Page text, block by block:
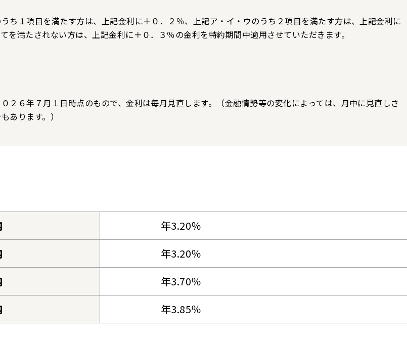
ち１項目を満たす方は、上記金利に＋０．２％、上記ア・イ・ウのうち２項目を満たす方は、上記金利に
を満たされない方は、上記金利に＋０．３％の金利を特約期間中適用させていただきます。
２６年７月１日時点のもので、金利は毎月見直します。（金融情勢等の変化によっては、月中に見直しさ
あります。）
年3.20％
年3.20％
年3.70％
年3.85％